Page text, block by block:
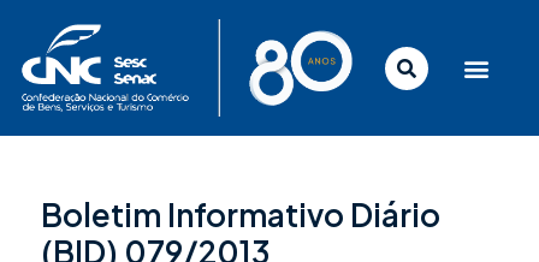
conteúdo
Boletim Informativo Diário
(BID) 079/2013